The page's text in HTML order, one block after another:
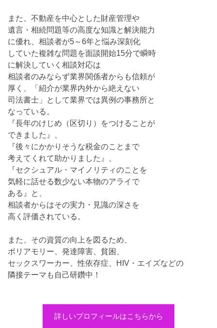
また、不動産を中心とした財産管理や
遺言・相続問題等の高度な知識と解決能力
に優れ、相談者が5～6年と悩み深刻化
していた複雑な問題を面談開始15分で瞬時
に解決していく相談対応は
相談者のみならず業界関係者からも信頼が
厚く、「紹介が業界内外から絶えない
司法書士」として業界では異例の事務所と
なっている。
『長年のけじめ（区切り）をつけることが
できました』、
『後々にかかりそうな税金のことまで
考えてくれて助かりました』、
『セクシュアル・マイノリティのことを
気軽に話せる数少ない本物のアライで
ある』と、
相談者からはその実力・見識の深さを
高く評価されている。
また、その資質の向上を図るため、
ポリアモリー、発達障害、貧困、
セックスワーカー、性依存症、HIV・エイズなどの
隣接テーマも自己研鑽中！
詳しいプロフィールはこちらから